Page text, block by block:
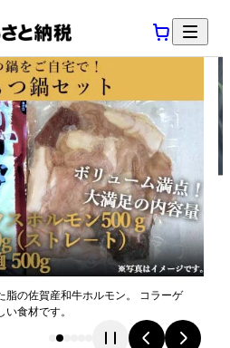
脂の佐賀産和牛ホルモン。 コラーゲ
食材です。